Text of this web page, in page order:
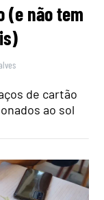
(e não tem
de cartão
ao sol